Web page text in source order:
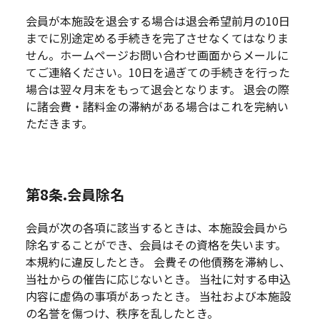
会員が本施設を退会する場合は退会希望前月の10日
までに別途定める手続きを完了させなくてはなりま
せん。ホームページお問い合わせ画面からメールに
てご連絡ください。10日を過ぎての手続きを行った
場合は翌々月末をもって退会となります。 退会の際
に諸会費・諸料金の滞納がある場合はこれを完納い
ただきます。
第8条.会員除名
会員が次の各項に該当するときは、本施設会員から
除名することができ、会員はその資格を失います。
本規約に違反したとき。 会費その他債務を滞納し、
当社からの催告に応じないとき。 当社に対する申込
内容に虚偽の事項があったとき。 当社および本施設
の名誉を傷つけ、秩序を乱したとき。